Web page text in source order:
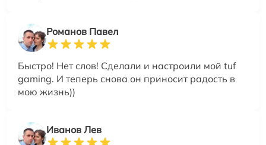
Романов Павел
Быстро! Нет слов! Сделали и настроили мой tuf
gaming. И теперь снова он приносит радость в
мою жизнь))
Иванов Лев